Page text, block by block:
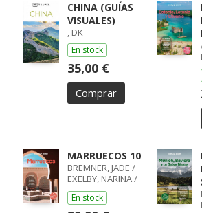
CHINA (GUÍAS
VISUALES)
, DK
En stock
35,00 €
Comprar
MARRUECOS 10
BREMNER, JADE /
EXELBY, NARINA /
GILBERT, SARAH /
RANGER, HELEN /
En stock